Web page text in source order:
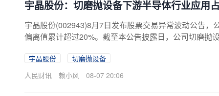
宇晶股份：切磨抛设备下游半导体行业应用
宇晶股份(002943)8月7日发布股票交易异常波动公告
偏离值累计超过20%。截至本公告披露日，公司切磨抛
宇晶股份
切磨抛设备
人民财讯
赖小风 08-07 20:06